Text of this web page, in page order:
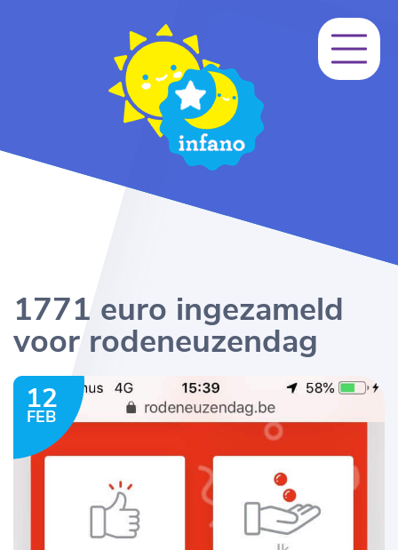
1771 euro ingezameld
voor rodeneuzendag
12
FEB